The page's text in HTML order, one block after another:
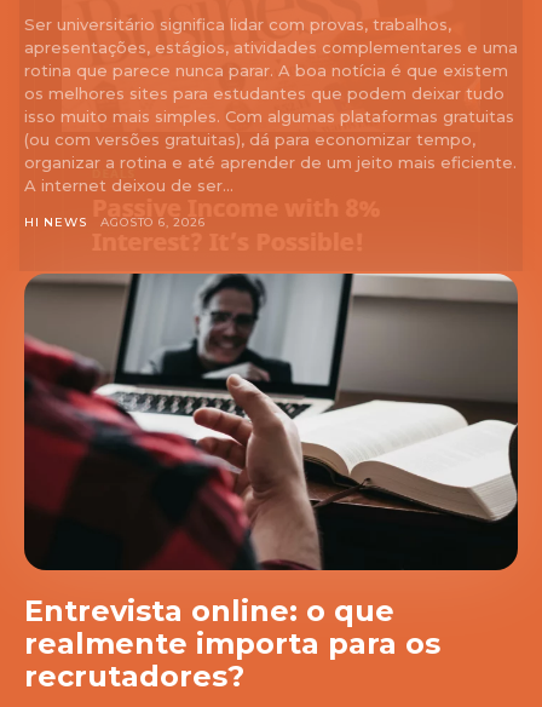
Ser universitário significa lidar com provas, trabalhos,
apresentações, estágios, atividades complementares e uma
rotina que parece nunca parar. A boa notícia é que existem
os melhores sites para estudantes que podem deixar tudo
isso muito mais simples. Com algumas plataformas gratuitas
(ou com versões gratuitas), dá para economizar tempo,
organizar a rotina e até aprender de um jeito mais eficiente.
A internet deixou de ser...
HI NEWS AGOSTO 6, 2026
Entrevista online: o que
realmente importa para os
recrutadores?